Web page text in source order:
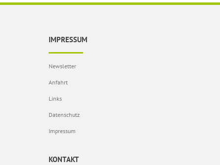
IMPRESSUM
Newsletter
Anfahrt
Links
Datenschutz
Impressum
KONTAKT